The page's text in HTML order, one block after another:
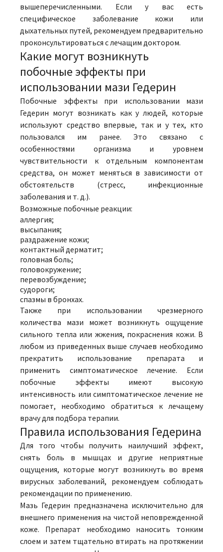
вышеперечисленными. Если у вас есть
специфическое заболевание кожи или
дыхательных путей, рекомендуем предварительно
проконсультироваться с лечащим доктором.
Какие могут возникнуть
побочные эффекты при
использовании мази Гедерин
Побочные эффекты при использовании мази
Гедерин могут возникать как у людей, которые
используют средство впервые, так и у тех, кто
пользовался им ранее. Это связано с
особенностями организма и уровнем
чувствительности к отдельным компонентам
средства, он может меняться в зависимости от
обстоятельств (стресс, инфекционные
заболевания и т. д.).
Возможные побочные реакции:
аллергия;
высыпания;
раздражение кожи;
контактный дерматит;
головная боль;
головокружение;
перевозбуждение;
судороги;
спазмы в бронхах.
Также при использовании чрезмерного
количества мази может возникнуть ощущение
сильного тепла или жжения, покраснения кожи. В
любом из приведенных выше случаев необходимо
прекратить использование препарата и
применить симптоматическое лечение. Если
побочные эффекты имеют высокую
интенсивность или симптоматическое лечение не
помогает, необходимо обратиться к лечащему
врачу для подбора терапии.
Правила использования Гедерина
Для того чтобы получить наилучший эффект,
снять боль в мышцах и другие неприятные
ощущения, которые могут возникнуть во время
вирусных заболеваний, рекомендуем соблюдать
рекомендации по применению.
Мазь Гедерин предназначена исключительно для
внешнего применения на чистой неповрежденной
коже. Препарат необходимо наносить тонким
слоем и затем тщательно втирать на протяжении